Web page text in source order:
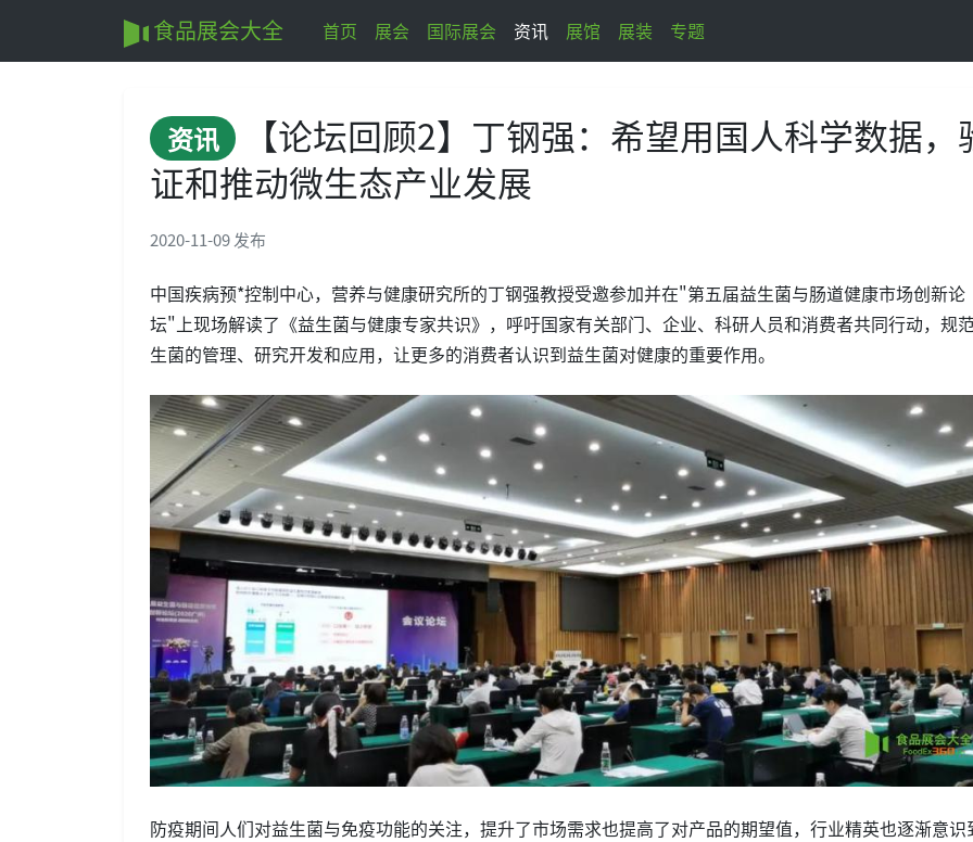
食品展会大全 首页 展会 国际展会 资讯 展馆 展装 专题
资讯
【论坛回顾2】丁钢强：希望用国人科学数据，
证和推动微生态产业发展
2020-11-09 发布
中国疾病预*控制中心，营养与健康研究所的丁钢强教授受邀参加并在"第五届益生菌与肠道健康市场创新论
坛"上现场解读了《益生菌与健康专家共识》，呼吁国家有关部门、企业、科研人员和消费者共同行动，规
生菌的管理、研究开发和应用，让更多的消费者认识到益生菌对健康的重要作用。
防疫期间人们对益生菌与免疫功能的关注，提升了市场需求也提高了对产品的期望值，行业精英也逐渐意识